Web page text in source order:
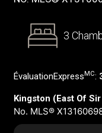
3
ÉvaluationExpress MC:
Kingston (East Of
No. MLS®